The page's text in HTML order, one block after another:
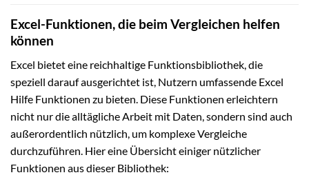
Excel-Funktionen, die beim Vergleichen helfen
können
Excel bietet eine reichhaltige Funktionsbibliothek, die
speziell darauf ausgerichtet ist, Nutzern umfassende Excel
Hilfe Funktionen zu bieten. Diese Funktionen erleichtern
nicht nur die alltägliche Arbeit mit Daten, sondern sind auch
außerordentlich nützlich, um komplexe Vergleiche
durchzuführen. Hier eine Übersicht einiger nützlicher
Funktionen aus dieser Bibliothek: